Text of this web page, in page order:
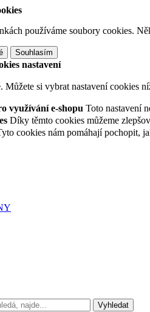
používáme soubory cookies.
Souhlasím
nastavení
Můžete si vybrat nastavení cookies
využívání e-shopu Toto nastavení
Díky těmto cookies můžeme
cookies nám pomáhají pochopit,
Vyhledat